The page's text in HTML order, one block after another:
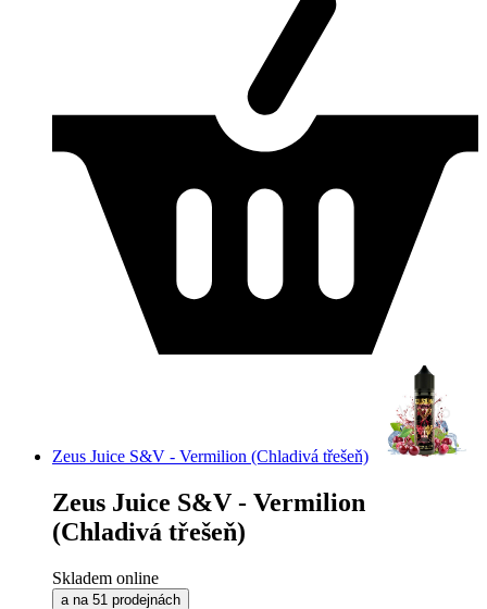
Zeus Juice S&V - Vermilion (Chladivá třešeň)
Zeus Juice S&V - Vermilion
(Chladivá třešeň)
Skladem online
a na 51 prodejnách